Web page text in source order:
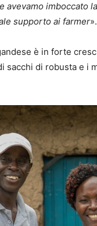
avevamo imboccato
supporto ai farmer».
è in forte
sacchi di robusta e i